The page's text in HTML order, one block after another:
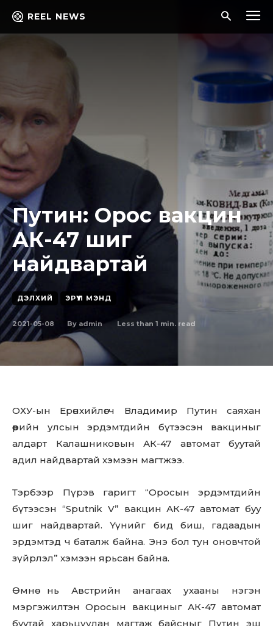
REEL NEWS
Путин: Орос вакцин
АК-47 шиг
найдвартай
ДЭЛХИЙ ЭРҮҮЛ МЭНД
2021-05-08 By admin Less than 1 min. read
ОХУ-ын Ерөнхийлөгч Владимир Путин саяхан
өөрийн улсын эрдэмтдийн бүтээсэн вакциныг
алдарт Калашниковын АК-47 aвтoмaт бyyтай
адил найдвартай хэмээн магтжээ.
Тэрбээр Пүрэв гаригт “Оросын эрдэмтдийн
бүтээсэн “Sputnik V” вакцин АК-47 aвтoмaт бyy
шиг найдвартай. Үүнийг бид биш, гадаадын
эрдэмтэд ч баталж байна. Энэ бол тун оновчтой
зүйрлэл” хэмээн ярьсан байна.
Өмнө нь Австрийн анагаах ухааны нэгэн
мэргэжилтэн Оросын вакциныг АК-47 aвтoмaт
бyyтай харьцуулан магтаж байсныг Путин эш